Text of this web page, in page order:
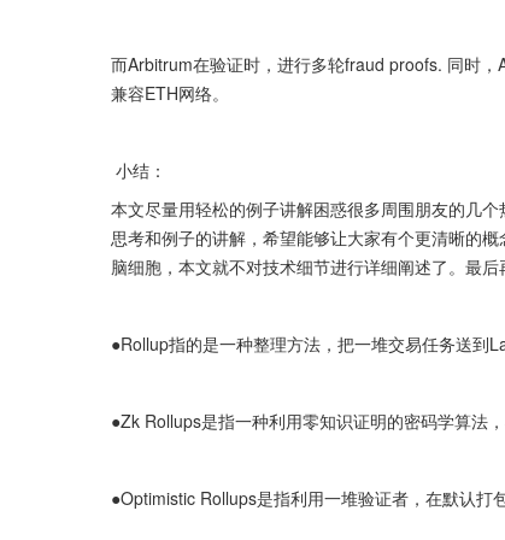
而Arbitrum在验证时，进行多轮fraud proofs. 同时
兼容ETH网络。
小结：
本文尽量用轻松的例子讲解困惑很多周围朋友的几
思考和例子的讲解，希望能够让大家有个更清晰的
脑细胞，本文就不对技术细节进行详细阐述了。最后
●Rollup指的是一种整理方法，把一堆交易任务送到
●Zk Rollups是指一种利用零知识证明的密码学算法
●Optimistic Rollups是指利用一堆验证者，在默认打